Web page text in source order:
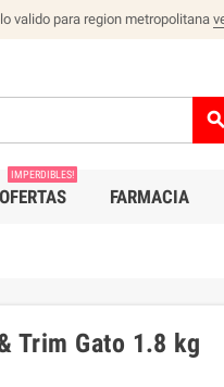
valido para region metropolitana
search
OFERTAS
IMPERDIBLES!
FARMACIA
Trim Gato 1.8 kg